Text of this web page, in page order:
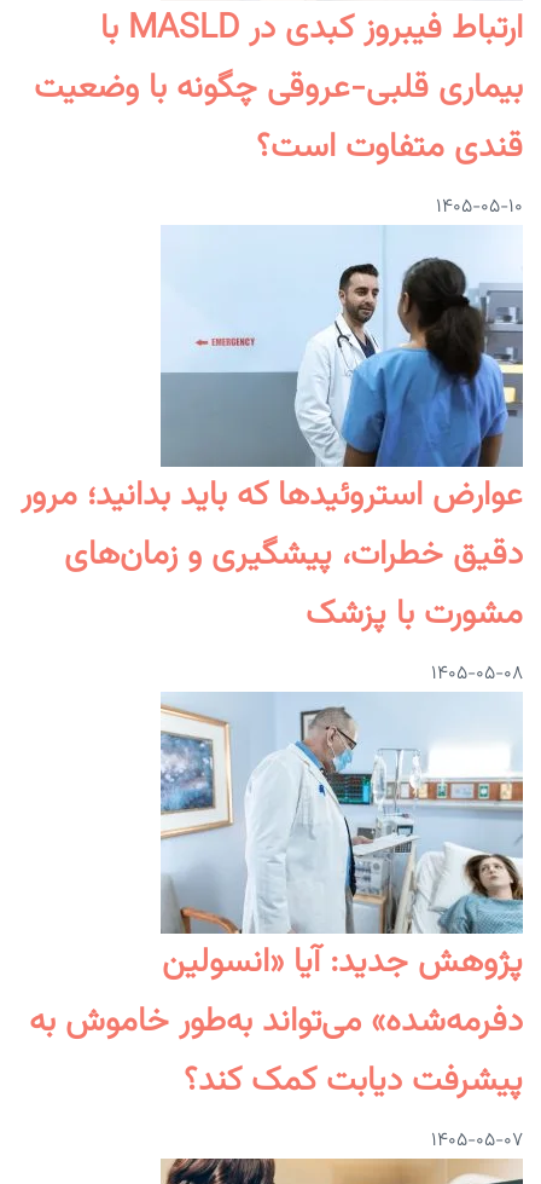
ارتباط فیبروز کبدی در MASLD با
بیماری قلبی-عروقی چگونه با وضعیت
قندی متفاوت است؟
۱۴۰۵-۰۵-۱۰
عوارض استروئیدها که باید بدانید؛ مرور
دقیق خطرات، پیشگیری و زمان‌های
مشورت با پزشک
۱۴۰۵-۰۵-۰۸
پژوهش جدید: آیا «انسولین
دفرمه‌شده» می‌تواند به‌طور خاموش به
پیشرفت دیابت کمک کند؟
۱۴۰۵-۰۵-۰۷